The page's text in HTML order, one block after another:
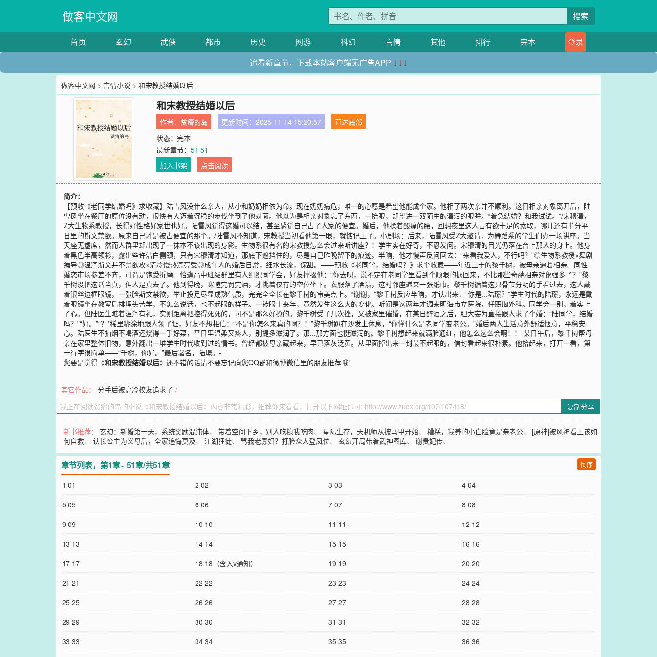
做客中文网 搜索
首页 玄幻 武侠 都市 历史 网游 科幻 言情 其他 排行 完本
登录
追看新章节，下载本站客户端无广告APP ↓↓↓
做客中文网 >言情小说 > 和宋教授结婚以后
和宋教授结婚以后
作者： 贫瘠的岛 更新时间：2025-11-14 15:20:57
直达底部
状态：完本
最新章节：51 51
加入书架
点击阅读
简介：
【预收《老同学结婚吗》求收藏】陆雪风没什么亲人，从小和奶奶相依为命。现在奶奶病危，唯一的心愿是希望他能成个家。他相了两次亲并不顺利。这日相亲对象离开后，陆
雪风坐在餐厅的原位没有动，很快有人迈着沉稳的步伐坐到了他对面。他以为是相亲对象忘了东西，一抬眼，却望进一双陌生的清润的眼眸。“着急结婚？和我试试。”/宋穆清，
Z大生物系教授，长得好性格好家世也好。陆雪风觉得这婚可以结，甚至感觉自己占了人家的便宜。婚后，他揉着酸痛的腰，回想夜里这人占有欲十足的索取，哪儿还有半分平
日里的斯文禁欲。原来自己才是被占便宜的那个。/陆雪风不知道，宋教授当初看他第一眼，就惦记上了。小剧场：后来，陆雪风受Z大邀请，为舞蹈系的学生们办一场讲座。当
天座无虚席，然而人群里却出现了一抹本不该出现的身影。生物系很有名的宋教授怎么会过来听讲座？！学生实在好奇，不忍发问。宋穆清的目光仍落在台上那人的身上。他身
着黑色半高领衫，露出些许洁白侧颈，只有宋穆清才知道，那底下遮挡住的，尽是自己昨晚留下的痕迹。半晌，他才慢声反问回去：“来看我爱人，不行吗？”◎生物系教授×舞剧
编导◎温润斯文并不禁欲攻×清冷慢热漂亮受◎成年人的婚后日常，细水长流，保甜。——预收《老同学，结婚吗？》求个收藏——年近三十的黎千树，被母亲逼着相亲。同性
婚恋市场参差不齐，可谓是饱受折磨。恰逢高中班级群里有人组织同学会，好友撺掇他：“你去呗，说不定在老同学里看到个顺眼的掳回来，不比那些奇葩相亲对象强多了？”黎
千树没把这话当真，但人是真去了。他到得晚，寒暄完罚完酒，才挑着仅有的空位坐下。衣服落了酒渍，这时邻座递来一张纸巾。黎千树循着这只骨节分明的手看过去，这人戴
着银丝边框眼镜，一张脸斯文禁欲，举止投足尽显成熟气质，完完全全长在黎千树的审美点上。“谢谢，”黎千树反应半晌，才认出来，“你是...陆璟？”学生时代的陆璟，永远是戴
着眼镜坐在教室后排埋头苦学，不怎么说话，也不起眼的样子。一转眼十来年，竟然发生这么大的变化。听闻是这两年才调来明海市立医院，任职胸外科。同学会一别，着实上
了心。但陆医生瞧着温润有礼，实则距离把控得死死的，可不是那么好撩的。黎千树受了几次挫，又被家里催婚，在某日醉酒之后，胆大妄为直接跟人求了个婚：“陆同学，结婚
吗？”“好。”“？”稀里糊涂地跟人领了证，好友不想相信：“不是你怎么来真的啊？！”黎千树趴在沙发上休息，“你懂什么是老同学变老公。”婚后两人生活意外舒适惬意，平稳安
心。陆医生不抽烟不喝酒还烧得一手好菜，平日里温柔又疼人，别提多滋润了。那...那方面也挺滋润的。黎千树想起来就满脸通红，他怎么这么会啊！！-某日午后，黎千树帮母
亲在家里整体旧物，意外翻出一堆学生时代收到过的情书。曾经都被母亲藏起来，早已落灰泛黄。从里面掉出来一封最不起眼的，信封看起来很朴素。他拾起来，打开一看，第
一行字很简单——“千树，你好。”最后署名，陆璟。-
您要是觉得《和宋教授结婚以后》还不错的话请不要忘记向您QQ群和微博微信里的朋友推荐哦！
其它作品： 分手后被高冷校友追求了 /
复制分享
新书推荐：玄幻：新婚第一天，系统奖励混沌体、带着空间下乡，别人吃糠我吃肉、 星际生存，天机师从披马甲开始、糟糕，我养的小白脸竟是亲老公、 [原神]被风神看上该如
何自救、认长公主为义母后，全家追悔莫及、江湖狂徒、 骂我老寡妇？打脸众人登凤位、玄幻开局带着武神图库、谢贵妃传、
章节列表，第1章~ 51章/共51章 倒序
1 01 2 02 3 03
4 04
5 05
6 06 7 07
8 08
9 09
10 10 11 11
12 12
13 13
14 14 15 15
16 16
17 17
18 18（含入v通知） 19 19
20 20
21 21
22 22 23 23
24 24
25 25
26 26 27 27
28 28
29 29
30 30 31 31
32 32
33 33
34 34 35 35
36 36